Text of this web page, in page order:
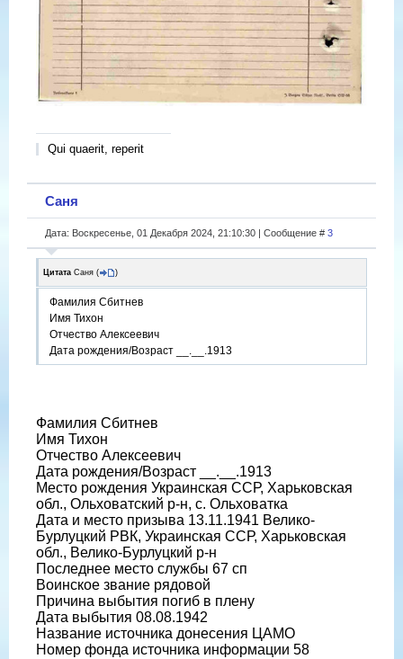
Qui quaerit, reperit
Саня
Дата: Воскресенье, 01 Декабря 2024, 21:10:30 | Сообщение # 3
Цитата Саня ( )
Фамилия Сбитнев
Имя Тихон
Отчество Алексеевич
Дата рождения/Возраст __.__.1913
Фамилия Сбитнев
Имя Тихон
Отчество Алексеевич
Дата рождения/Возраст __.__.1913
Место рождения Украинская ССР, Харьковская
обл., Ольховатский р-н, с. Ольховатка
Дата и место призыва 13.11.1941 Велико-
Бурлуцкий РВК, Украинская ССР, Харьковская
обл., Велико-Бурлуцкий р-н
Последнее место службы 67 сп
Воинское звание рядовой
Причина выбытия погиб в плену
Дата выбытия 08.08.1942
Название источника донесения ЦАМО
Номер фонда источника информации 58